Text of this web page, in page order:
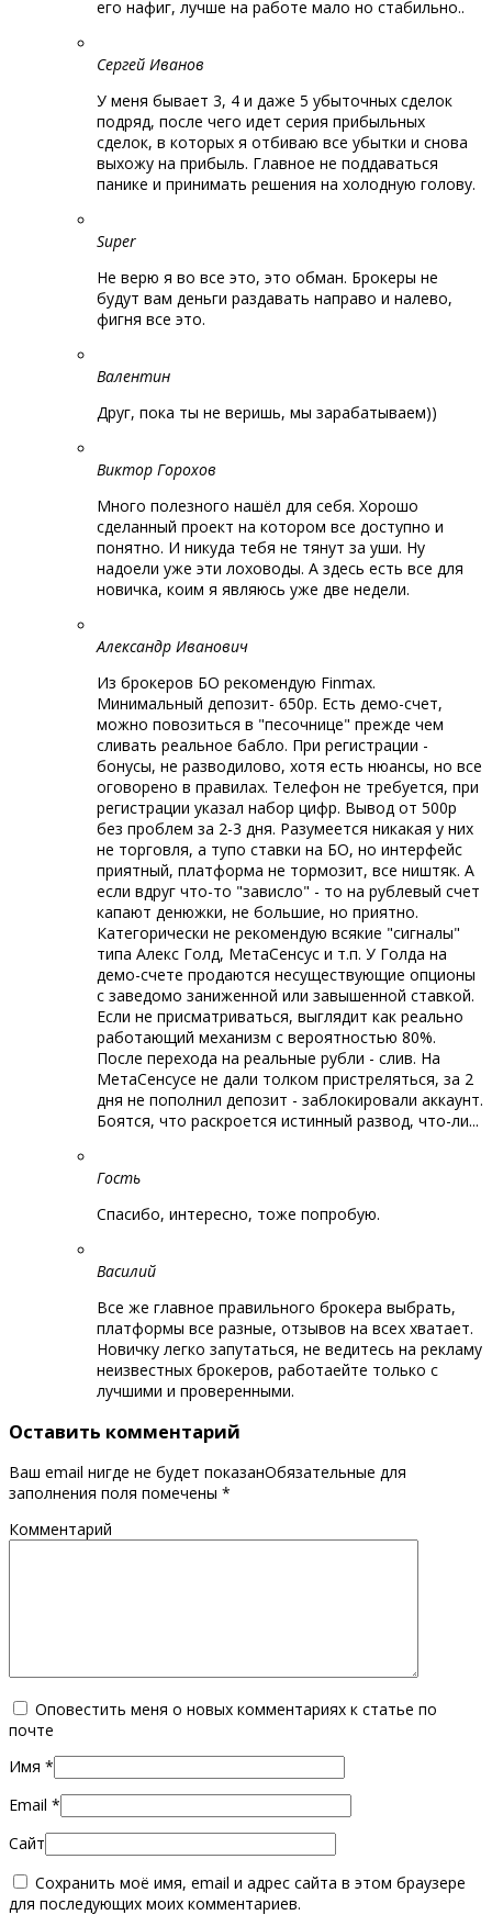
его нафиг, лучше на работе мало но стабильно..
Сергей Иванов
У меня бывает 3, 4 и даже 5 убыточных сделок
подряд, после чего идет серия прибыльных
сделок, в которых я отбиваю все убытки и снова
выхожу на прибыль. Главное не поддаваться
панике и принимать решения на холодную голову.
Super
Не верю я во все это, это обман. Брокеры не
будут вам деньги раздавать направо и налево,
фигня все это.
Валентин
Друг, пока ты не веришь, мы зарабатываем))
Виктор Горохов
Много полезного нашёл для себя. Хорошо
сделанный проект на котором все доступно и
понятно. И никуда тебя не тянут за уши. Ну
надоели уже эти лоховоды. А здесь есть все для
новичка, коим я являюсь уже две недели.
Александр Иванович
Из брокеров БО рекомендую Finmax.
Минимальный депозит- 650р. Есть демо-счет,
можно повозиться в "песочнице" прежде чем
сливать реальное бабло. При регистрации -
бонусы, не разводилово, хотя есть нюансы, но все
оговорено в правилах. Телефон не требуется, при
регистрации указал набор цифр. Вывод от 500р
без проблем за 2-3 дня. Разумеется никакая у них
не торговля, а тупо ставки на БО, но интерфейс
приятный, платформа не тормозит, все ништяк. А
если вдруг что-то "зависло" - то на рублевый счет
капают денюжки, не большие, но приятно.
Категорически не рекомендую всякие "сигналы"
типа Алекс Голд, МетаСенсус и т.п. У Голда на
демо-счете продаются несуществующие опционы
с заведомо заниженной или завышенной ставкой.
Если не присматриваться, выглядит как реально
работающий механизм с вероятностью 80%.
После перехода на реальные рубли - слив. На
МетаСенсусе не дали толком пристреляться, за 2
дня не пополнил депозит - заблокировали аккаунт.
Боятся, что раскроется истинный развод, что-ли...
Гость
Спасибо, интересно, тоже попробую.
Василий
Все же главное правильного брокера выбрать,
платформы все разные, отзывов на всех хватает.
Новичку легко запутаться, не ведитесь на рекламу
неизвестных брокеров, работаейте только с
лучшими и проверенными.
Оставить комментарий
Ваш email нигде не будет показанОбязательные для
заполнения поля помечены *
Комментарий
Оповестить меня о новых комментариях к статье по
почте
Имя *
Email *
Сайт
Сохранить моё имя, email и адрес сайта в этом браузере
для последующих моих комментариев.